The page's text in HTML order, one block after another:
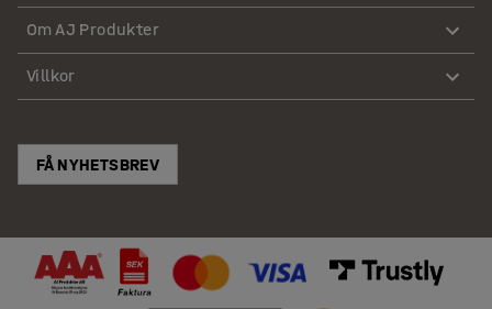
Om AJ Produkter
Villkor
FÅ NYHETSBREV